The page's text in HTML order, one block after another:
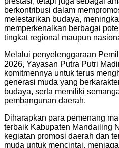
berkontribusi dalam
melestarikan budaya,
memperkenalkan berbagai
tingkat regional maupun
Melalui penyelenggaraan
2026, Yayasan Putra Putri
komitmennya untuk terus
generasi muda yang
budaya, serta memiliki
pembangunan daerah.
Diharapkan para pemenang
terbaik Kabupaten Mandailing
kegiatan promosi daerah dan
muda untuk mencintai,